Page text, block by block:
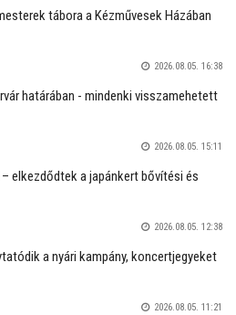
tábora a Kézművesek Házában
2026.08.05. 16:38
határában - mindenki visszamehetett
2026.08.05. 15:11
elkezdődtek a japánkert bővítési és
2026.08.05. 12:38
a nyári kampány, koncertjegyeket
2026.08.05. 11:21